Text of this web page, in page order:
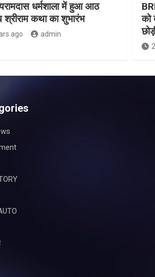
धर्मशाला में हुआ आठ
श्रीराम कथा का शुभारंभ
ago admin
को